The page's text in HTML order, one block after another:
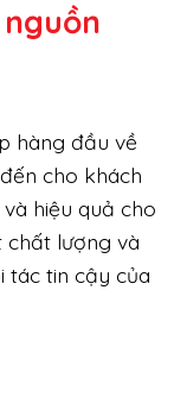
nguồn
hàng đầu về
cho khách
hiệu quả cho
chất lượng và
tác tin cậy của